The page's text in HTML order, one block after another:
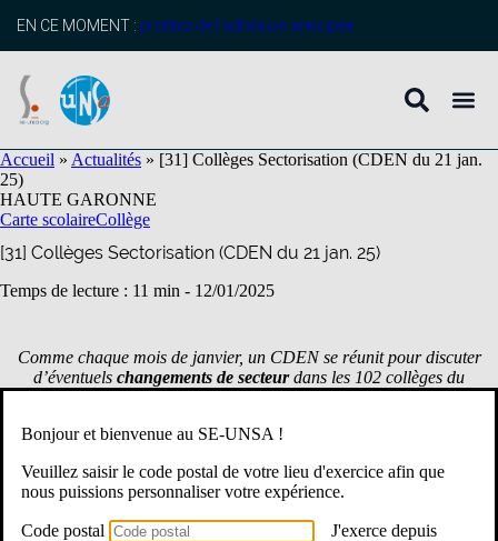
principal
EN CE MOMENT : profitez de l’adhésion anticipée
Accueil » Actualités » [31] Collèges Sectorisation (CDEN du 21 jan.
25)
HAUTE GARONNE
Carte scolaireCollège
[31] Collèges Sectorisation (CDEN du 21 jan. 25)
Temps de lecture : 11 min - 12/01/2025
Comme chaque mois de janvier, un CDEN se réunit pour discuter
d’éventuels changements de secteurdans les 102 collèges du
département,
Pour la rentrée 2025, en résumé, à l’inverse des années
précédentes ; aucun nouvel établissement, et presque aucun
changement de secteur.
Bonjour et bienvenue au SE-UNSA !
Veuillez saisir le code postal de votre lieu d'exercice afin que
nous puissions personnaliser votre expérience.
Code postal
J'exerce depuis